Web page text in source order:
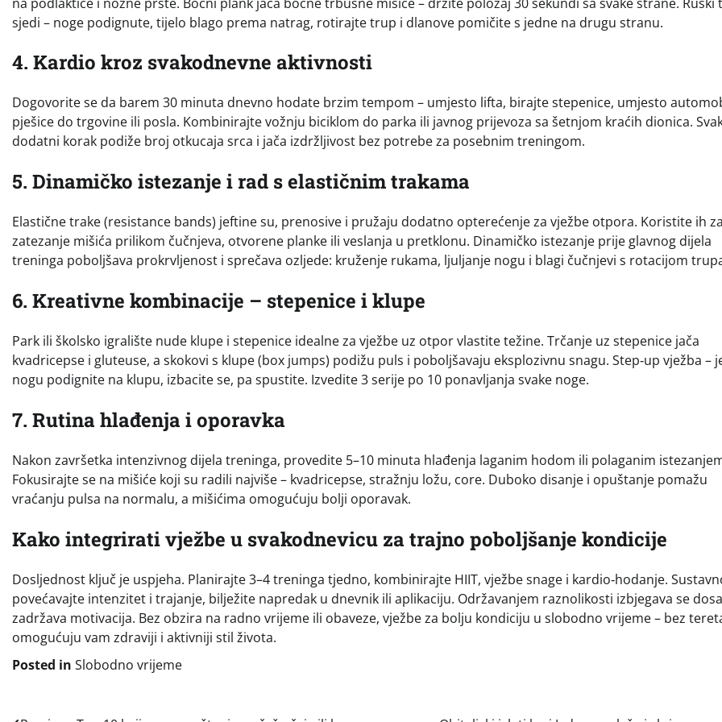
sjedi – noge podignute, tijelo blago prema natrag, rotirajte trup i dlanove pomičite s jedne na drugu stranu.
4. Kardio kroz svakodnevne aktivnosti
Dogovorite se da barem 30 minuta dnevno hodate brzim tempom – umjesto lifta, birajte stepenice, umjesto
pješice do trgovine ili posla. Kombinirajte vožnju biciklom do parka ili javnog prijevoza sa šetnjom kraćih dionica.
dodatni korak podiže broj otkucaja srca i jača izdržljivost bez potrebe za posebnim treningom.
5. Dinamičko istezanje i rad s elastičnim trakama
Elastične trake (resistance bands) jeftine su, prenosive i pružaju dodatno opterećenje za vježbe otpora. Koristite ih za
zatezanje mišića prilikom čučnjeva, otvorene planke ili veslanja u pretklonu. Dinamičko istezanje prije glavnog dijela
treninga poboljšava prokrvljenost i sprečava ozljede: kruženje rukama, ljuljanje nogu i blagi čučnjevi s rotacijom
6. Kreativne kombinacije – stepenice i klupe
Park ili školsko igralište nude klupe i stepenice idealne za vježbe uz otpor vlastite težine. Trčanje uz stepenice jača
kvadricepse i gluteuse, a skokovi s klupe (box jumps) podižu puls i poboljšavaju eksplozivnu snagu. Step‑up vježba –
nogu podignite na klupu, izbacite se, pa spustite. Izvedite 3 serije po 10 ponavljanja svake noge.
7. Rutina hlađenja i oporavka
Nakon završetka intenzivnog dijela treninga, provedite 5–10 minuta hlađenja laganim hodom ili polaganim
Fokusirajte se na mišiće koji su radili najviše – kvadricepse, stražnju ložu, core. Duboko disanje i opuštanje pomažu
vraćanju pulsa na normalu, a mišićima omogućuju bolji oporavak.
Kako integrirati vježbe u svakodnevicu za trajno poboljšanje kondicije
Dosljednost ključ je uspjeha. Planirajte 3–4 treninga tjedno, kombinirajte HIIT, vježbe snage i kardio‑hodanje.
povećavajte intenzitet i trajanje, bilježite napredak u dnevnik ili aplikaciju. Održavanjem raznolikosti izbjegava se
zadržava motivacija. Bez obzira na radno vrijeme ili obaveze, vježbe za bolju kondiciju u slobodno vrijeme – bez
omogućuju vam zdraviji i aktivniji stil života.
Posted in Slobodno vrijeme